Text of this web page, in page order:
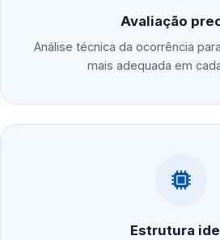
Avaliação
Análise técnica da ocorrência
mais adequada em
Estrutura